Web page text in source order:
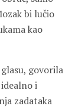
bi lučio
kao
govorila
i
zadataka